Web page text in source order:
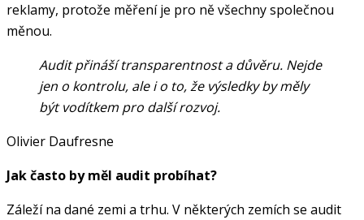
reklamy, protože měření je pro ně všechny společnou
měnou.
Audit přináší transparentnost a důvěru. Nejde
jen o kontrolu, ale i o to, že výsledky by měly
být vodítkem pro další rozvoj.
Olivier Daufresne
Jak často by měl audit probíhat?
Záleží na dané zemi a trhu. V některých zemích se audit